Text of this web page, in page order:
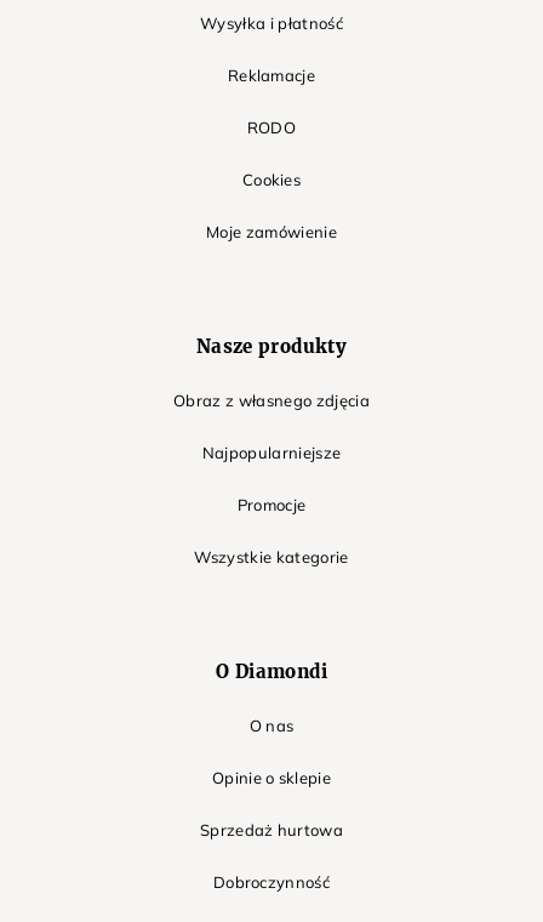
Wysyłka i płatność
Reklamacje
RODO
Cookies
Moje zamówienie
Nasze produkty
Obraz z własnego zdjęcia
Najpopularniejsze
Promocje
Wszystkie kategorie
O Diamondi
O nas
Opinie o sklepie
Sprzedaż hurtowa
Dobroczynność